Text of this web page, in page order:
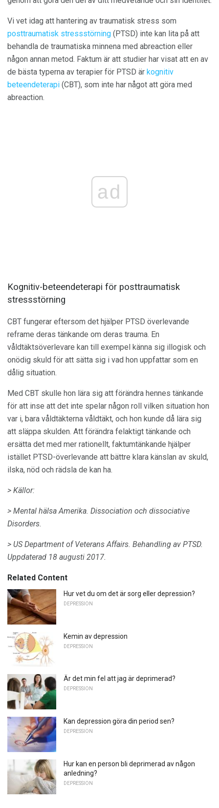
Vi vet idag att hantering av traumatisk stress som
posttraumatisk stressstörning (PTSD) inte kan lita på att
behandla de traumatiska minnena med abreaction eller
någon annan metod. Faktum är att studier har visat att en av
de bästa typerna av terapier för PTSD är kognitiv
beteendeterapi (CBT), som inte har något att göra med
abreaction.
ad
Kognitiv-beteendeterapi för posttraumatisk
stressstörning
CBT fungerar eftersom det hjälper PTSD överlevande
reframe deras tänkande om deras trauma. En
våldtäktsöverlevare kan till exempel känna sig illogisk och
onödig skuld för att sätta sig i vad hon uppfattar som en
dålig situation.
Med CBT skulle hon lära sig att förändra hennes tänkande
för att inse att det inte spelar någon roll vilken situation hon
var i, bara våldtäkterna våldtäkt, och hon kunde då lära sig
att släppa skulden. Att förändra felaktigt tänkande och
ersätta det med mer rationellt, faktumtänkande hjälper
istället PTSD-överlevande att bättre klara känslan av skuld,
ilska, nöd och rädsla de kan ha.
> Källor:
> Mental hälsa Amerika. Dissociation och dissociative
Disorders.
> US Department of Veterans Affairs. Behandling av PTSD.
Uppdaterad 18 augusti 2017.
Related Content
Hur vet du om det är sorg eller depression?
DEPRESSION
Kemin av depression
DEPRESSION
Är det min fel att jag är deprimerad?
DEPRESSION
Kan depression göra din period sen?
DEPRESSION
Hur kan en person bli deprimerad av någon
anledning?
DEPRESSION